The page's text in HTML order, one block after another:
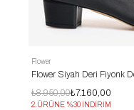
Flower
Flower Siyah Deri Fiyonk
₺7.160,00
₺8.950,00
2.ÜRÜNE %30 İNDİRİM